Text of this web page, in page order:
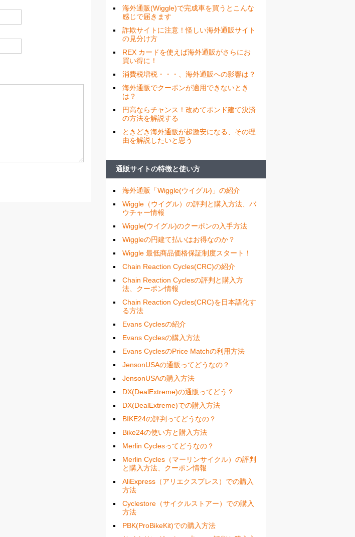
海外通販(Wiggle)で完成車を買うとこんな
感じで届きます
詐欺サイトに注意！怪しい海外通販サイト
の見分け方
REX カードを使えば海外通販がさらにお
買い得に！
消費税増税・・・、海外通販への影響は？
海外通販でクーポンが適用できないとき
は？
円高ならチャンス！改めてポンド建て決済
の方法を解説する
ときどき海外通販が超激安になる、その理
由を解説したいと思う
通販サイトの特徴と使い方
海外通販「Wiggle(ウイグル)」の紹介
Wiggle（ウイグル）の評判と購入方法、バ
ウチャー情報
Wiggle(ウイグル)のクーポンの入手方法
Wiggleの円建て払いはお得なのか？
Wiggle 最低商品価格保証制度スタート！
Chain Reaction Cycles(CRC)の紹介
Chain Reaction Cyclesの評判と購入方
法、クーポン情報
Chain Reaction Cycles(CRC)を日本語化す
る方法
Evans Cyclesの紹介
Evans Cyclesの購入方法
Evans CyclesのPrice Matchの利用方法
JensonUSAの通販ってどうなの？
JensonUSAの購入方法
DX(DealExtreme)の通販ってどう？
DX(DealExtreme)での購入方法
BIKE24の評判ってどうなの？
Bike24の使い方と購入方法
Merlin Cyclesってどうなの？
Merlin Cycles（マーリンサイクル）の評判
と購入方法、クーポン情報
AliExpress（アリエクスプレス）での購入
方法
Cyclestore（サイクルストアー）での購入
方法
PBK(ProBikeKit)での購入方法